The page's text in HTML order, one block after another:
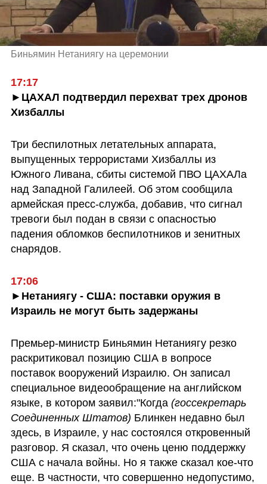
Биньямин Нетаниягу на церемонии
17:17
►ЦАХАЛ подтвердил перехват трех дронов
Хизбаллы
Три беспилотных летательных аппарата,
выпущенных террористами Хизбаллы из
Южного Ливана, сбиты системой ПВО ЦАХАЛа
над Западной Галилеей. Об этом сообщила
армейская пресс-служба, добавив, что сигнал
тревоги был подан в связи с опасностью
падения обломков беспилотников и зенитных
снарядов.
17:06
►Нетаниягу - США: поставки оружия в
Израиль не могут быть задержаны
Премьер-министр Биньямин Нетаниягу резко
раскритиковал позицию США в вопросе
поставок вооружений Израилю. Он записал
специальное видеообращение на английском
языке, в котором заявил:"Когда (госсекретарь
Соединенных Штатов) Блинкен недавно был
здесь, в Израиле, у нас состоялся откровенный
разговор. Я сказал, что очень ценю поддержку
США с начала войны. Но я также сказал кое-что
еще. В частности, что совершенно недопустимо,